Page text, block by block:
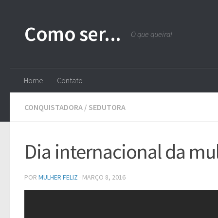
Como ser... O que queira!
Home Contato
CONQUISTADORA / SEDUTORA
Dia internacional da
POR MULHER FELIZ · MARÇO 8, 2016